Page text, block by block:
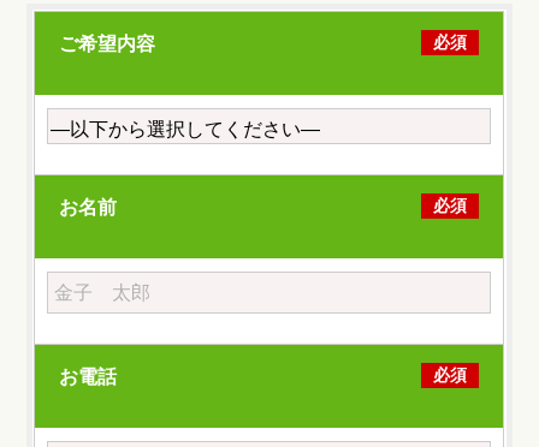
ご希望内容 必須
お名前 必須
お電話 必須